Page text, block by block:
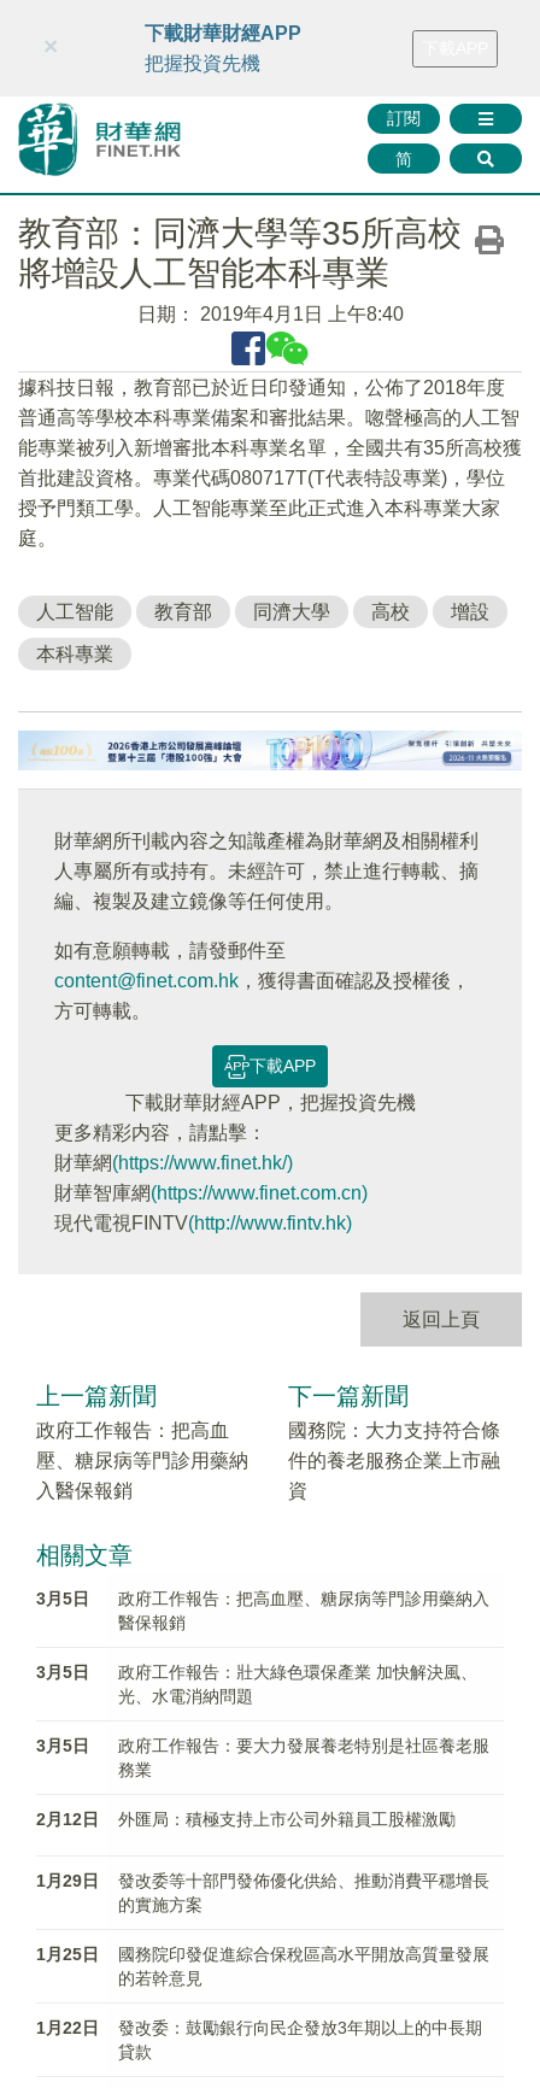
財華智庫網 FINTV FINMETA 財華證券 媒體矩陣
訂閱
简
×
下載財華財經APP
把握投資先機
教育部：同濟大學等35所高校
將增設人工智能本科專業
日期： 2019年4月1日 上午8:40
據科技日報，教育部已於近日印發通知，公佈了2018年度
普通高等學校本科專業備案和審批結果。唿聲極高的人工智
能專業被列入新增審批本科專業名單，全國共有35所高校獲
首批建設資格。專業代碼080717T(T代表特設專業)，學位
授予門類工學。人工智能專業至此正式進入本科專業大家
庭。
人工智能 教育部 同濟大學 高校 增設
本科專業
財華網所刊載內容之知識產權為財華網及相關權利
人專屬所有或持有。未經許可，禁止進行轉載、摘
編、複製及建立鏡像等任何使用。
如有意願轉載，請發郵件至
content@finet.com.hk ，獲得書面確認及授權後，
方可轉載。
下載APP
下載財華財經APP，把握投資先機
更多精彩内容，請點擊：
財華網(https://www.finet.hk/)
財華智庫網(https://www.finet.com.cn)
現代電視FINTV(http://www.fintv.hk)
返回上頁
上一篇新聞
政府工作報告：把高血
壓、糖尿病等門診用藥納
入醫保報銷
下一篇新聞
國務院：大力支持符合條
件的養老服務企業上市融
資
相關文章
3月5日
政府工作報告：把高血壓、糖尿病等門診用藥納入
醫保報銷
3月5日
政府工作報告：壯大綠色環保產業 加快解決風、
光、水電消納問題
3月5日
政府工作報告：要大力發展養老特別是社區養老服
務業
2月12日 外匯局：積極支持上市公司外籍員工股權激勵
1月29日
發改委等十部門發佈優化供給、推動消費平穩增長
的實施方案
1月25日
國務院印發促進綜合保稅區高水平開放高質量發展
的若幹意見
1月22日
發改委：鼓勵銀行向民企發放3年期以上的中長期
貸款